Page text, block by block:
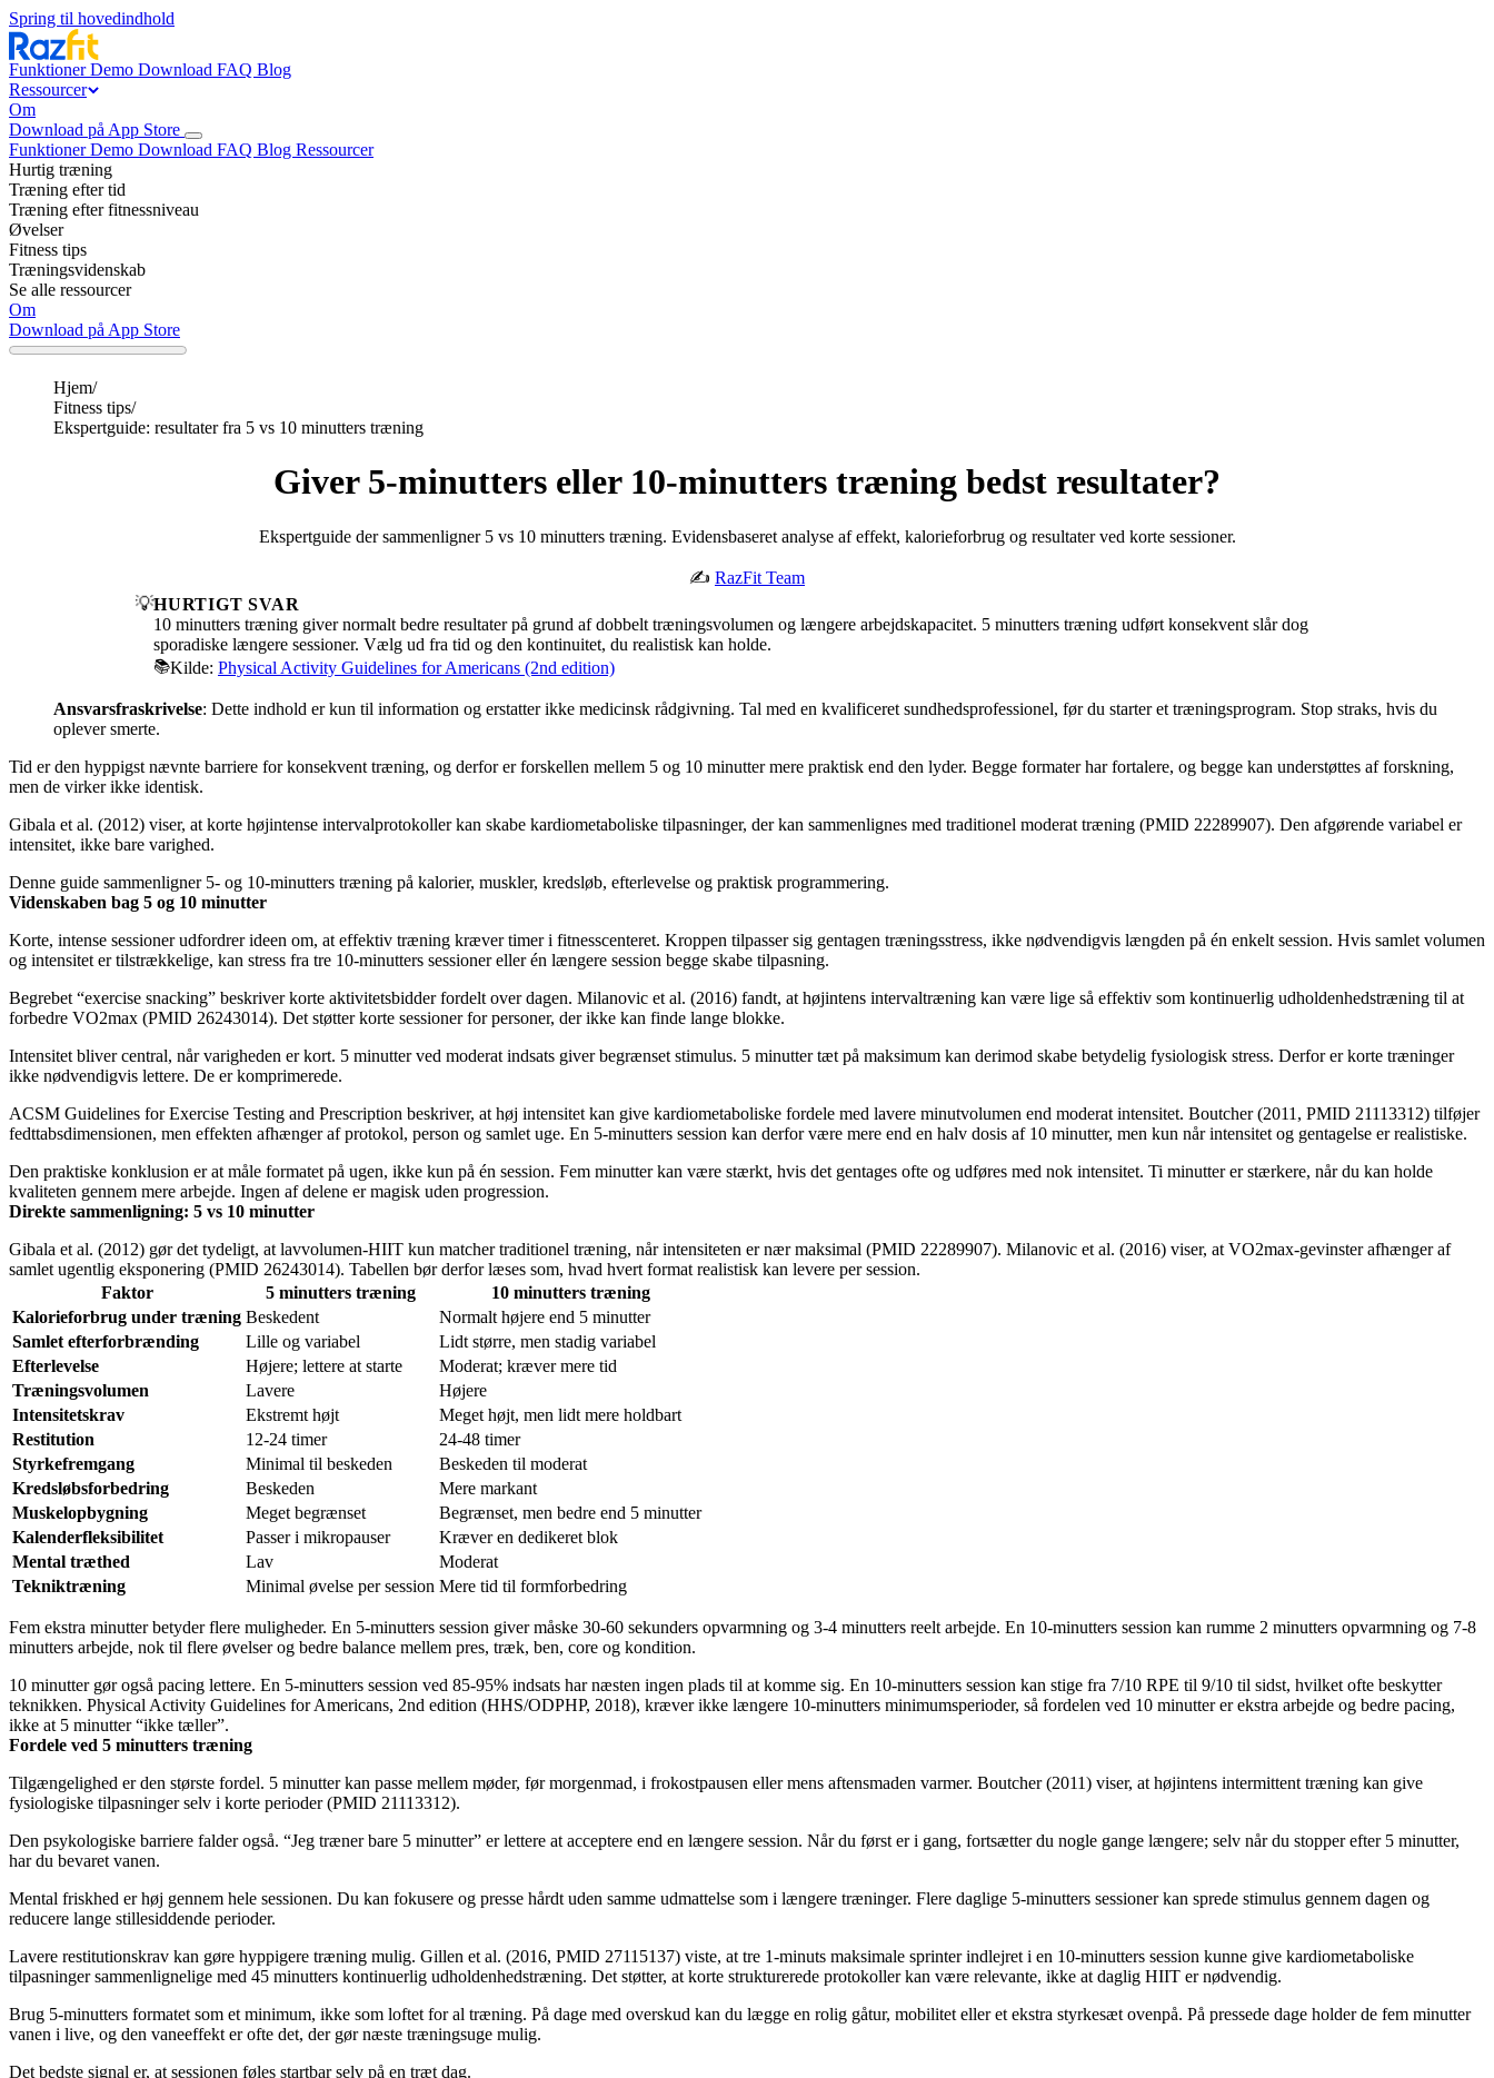
Spring til hovedindhold
FunktionerDemo Download FAQ Blog
Ressourcer
Om
Download på App Store
FunktionerDemo Download FAQ Blog Ressourcer
Hurtig træning
Træning efter tid
Træning efter fitnessniveau
Øvelser
Fitness tips
Træningsvidenskab
Se alle ressourcer
Om
Download på App Store
Hjem/
Fitness tips/
Ekspertguide: resultater fra 5 vs 10 minutters træning
Giver 5-minutters eller 10-minutters træning bedst resultater?
Ekspertguide der sammenligner 5 vs 10 minutters træning. Evidensbaseret analyse af effekt, kalorieforbrug og resultater ved korte sessioner.
✍️ RazFit Team
💡HURTIGT SVAR
10 minutters træning giver normalt bedre resultater på grund af dobbelt træningsvolumen og længere arbejdskapacitet. 5 minutters træning udført konsekvent slår dog
sporadiske længere sessioner. Vælg ud fra tid og den kontinuitet, du realistisk kan holde.
📚Kilde: Physical Activity Guidelines for Americans (2nd edition)
Ansvarsfraskrivelse: Dette indhold er kun til information og erstatter ikke medicinsk rådgivning. Tal med en kvalificeret sundhedsprofessionel, før du starter et træningsprogram. Stop straks, hvis du
oplever smerte.
Tid er den hyppigst nævnte barriere for konsekvent træning, og derfor er forskellen mellem 5 og 10 minutter mere praktisk end den lyder. Begge formater har fortalere, og begge kan understøttes af forskning,
men de virker ikke identisk.
Gibala et al. (2012) viser, at korte højintense intervalprotokoller kan skabe kardiometaboliske tilpasninger, der kan sammenlignes med traditionel moderat træning (PMID 22289907). Den afgørende variabel er
intensitet, ikke bare varighed.
Denne guide sammenligner 5- og 10-minutters træning på kalorier, muskler, kredsløb, efterlevelse og praktisk programmering.
Videnskaben bag 5 og 10 minutter
Korte, intense sessioner udfordrer ideen om, at effektiv træning kræver timer i fitnesscenteret. Kroppen tilpasser sig gentagen træningsstress, ikke nødvendigvis længden på én enkelt session. Hvis samlet volumen
og intensitet er tilstrækkelige, kan stress fra tre 10-minutters sessioner eller én længere session begge skabe tilpasning.
Begrebet “exercise snacking” beskriver korte aktivitetsbidder fordelt over dagen. Milanovic et al. (2016) fandt, at højintens intervaltræning kan være lige så effektiv som kontinuerlig udholdenhedstræning til at
forbedre VO2max (PMID 26243014). Det støtter korte sessioner for personer, der ikke kan finde lange blokke.
Intensitet bliver central, når varigheden er kort. 5 minutter ved moderat indsats giver begrænset stimulus. 5 minutter tæt på maksimum kan derimod skabe betydelig fysiologisk stress. Derfor er korte træninger
ikke nødvendigvis lettere. De er komprimerede.
ACSM Guidelines for Exercise Testing and Prescription beskriver, at høj intensitet kan give kardiometaboliske fordele med lavere minutvolumen end moderat intensitet. Boutcher (2011, PMID 21113312) tilføjer
fedttabsdimensionen, men effekten afhænger af protokol, person og samlet uge. En 5-minutters session kan derfor være mere end en halv dosis af 10 minutter, men kun når intensitet og gentagelse er realistiske.
Den praktiske konklusion er at måle formatet på ugen, ikke kun på én session. Fem minutter kan være stærkt, hvis det gentages ofte og udføres med nok intensitet. Ti minutter er stærkere, når du kan holde
kvaliteten gennem mere arbejde. Ingen af delene er magisk uden progression.
Direkte sammenligning: 5 vs 10 minutter
Gibala et al. (2012) gør det tydeligt, at lavvolumen-HIIT kun matcher traditionel træning, når intensiteten er nær maksimal (PMID 22289907). Milanovic et al. (2016) viser, at VO2max-gevinster afhænger af
samlet ugentlig eksponering (PMID 26243014). Tabellen bør derfor læses som, hvad hvert format realistisk kan levere per session.
Faktor
5 minutters træning
10 minutters træning
Kalorieforbrug under træning Beskedent
Normalt højere end 5 minutter
Samlet efterforbrænding
Lille og variabel
Lidt større, men stadig variabel
Efterlevelse
Højere; lettere at starte
Moderat; kræver mere tid
Træningsvolumen
Lavere
Højere
Intensitetskrav
Ekstremt højt
Meget højt, men lidt mere holdbart
Restitution
12-24 timer
24-48 timer
Styrkefremgang
Minimal til beskeden
Beskeden til moderat
Kredsløbsforbedring
Beskeden
Mere markant
Muskelopbygning
Meget begrænset
Begrænset, men bedre end 5 minutter
Kalenderfleksibilitet
Passer i mikropauser
Kræver en dedikeret blok
Mental træthed
Lav
Moderat
Tekniktræning
Minimal øvelse per session Mere tid til formforbedring
Fem ekstra minutter betyder flere muligheder. En 5-minutters session giver måske 30-60 sekunders opvarmning og 3-4 minutters reelt arbejde. En 10-minutters session kan rumme 2 minutters opvarmning og 7-8
minutters arbejde, nok til flere øvelser og bedre balance mellem pres, træk, ben, core og kondition.
10 minutter gør også pacing lettere. En 5-minutters session ved 85-95% indsats har næsten ingen plads til at komme sig. En 10-minutters session kan stige fra 7/10 RPE til 9/10 til sidst, hvilket ofte beskytter
teknikken. Physical Activity Guidelines for Americans, 2nd edition (HHS/ODPHP, 2018), kræver ikke længere 10-minutters minimumsperioder, så fordelen ved 10 minutter er ekstra arbejde og bedre pacing,
ikke at 5 minutter “ikke tæller”.
Fordele ved 5 minutters træning
Tilgængelighed er den største fordel. 5 minutter kan passe mellem møder, før morgenmad, i frokostpausen eller mens aftensmaden varmer. Boutcher (2011) viser, at højintens intermittent træning kan give
fysiologiske tilpasninger selv i korte perioder (PMID 21113312).
Den psykologiske barriere falder også. “Jeg træner bare 5 minutter” er lettere at acceptere end en længere session. Når du først er i gang, fortsætter du nogle gange længere; selv når du stopper efter 5 minutter,
har du bevaret vanen.
Mental friskhed er høj gennem hele sessionen. Du kan fokusere og presse hårdt uden samme udmattelse som i længere træninger. Flere daglige 5-minutters sessioner kan sprede stimulus gennem dagen og
reducere lange stillesiddende perioder.
Lavere restitutionskrav kan gøre hyppigere træning mulig. Gillen et al. (2016, PMID 27115137) viste, at tre 1-minuts maksimale sprinter indlejret i en 10-minutters session kunne give kardiometaboliske
tilpasninger sammenlignelige med 45 minutters kontinuerlig udholdenhedstræning. Det støtter, at korte strukturerede protokoller kan være relevante, ikke at daglig HIIT er nødvendig.
Brug 5-minutters formatet som et minimum, ikke som loftet for al træning. På dage med overskud kan du lægge en rolig gåtur, mobilitet eller et ekstra styrkesæt ovenpå. På pressede dage holder de fem minutter
vanen i live, og den vaneeffekt er ofte det, der gør næste træningsuge mulig.
Det bedste signal er, at sessionen føles startbar selv på en træt dag.